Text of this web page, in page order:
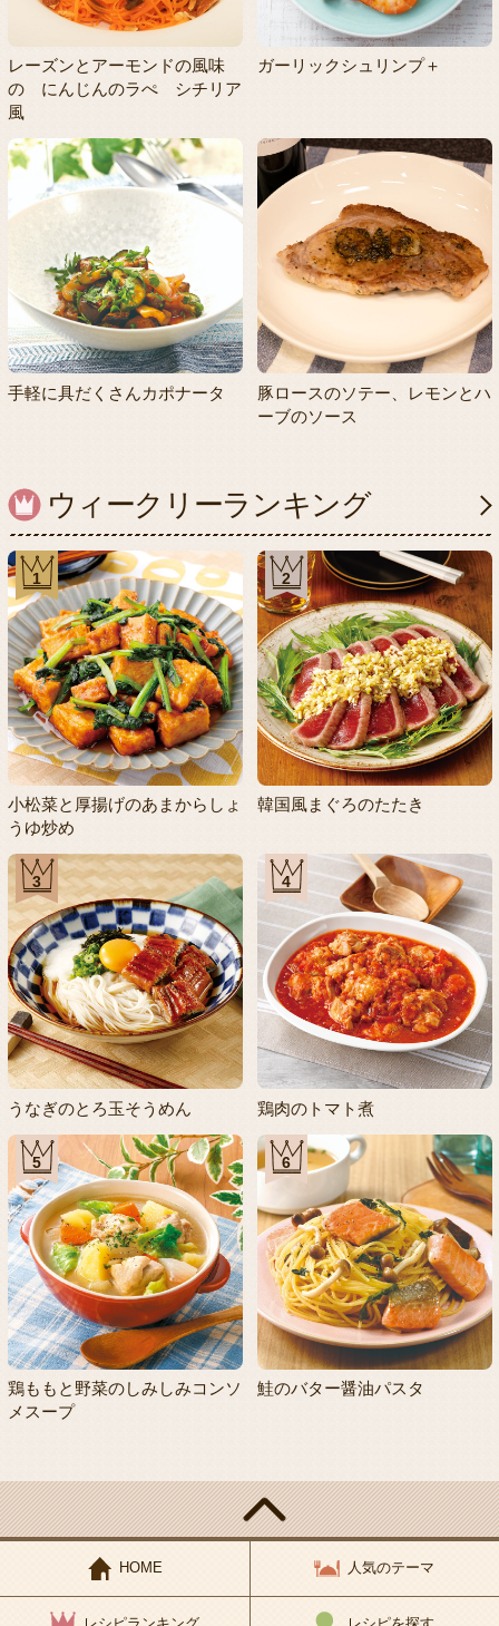
レーズンとアーモンドの風味
の にんじんのラぺ シチリア
風
ガーリックシュリンプ＋
手軽に具だくさんカポナータ
豚ロースのソテー、レモンとハ
ーブのソース
ウィークリーランキング
1
小松菜と厚揚げのあまからしょ
うゆ炒め
2
韓国風まぐろのたたき
3
うなぎのとろ玉そうめん
4
鶏肉のトマト煮
5
鶏ももと野菜のしみしみコンソ
メスープ
6
鮭のバター醤油パスタ
HOME 人気のテーマ